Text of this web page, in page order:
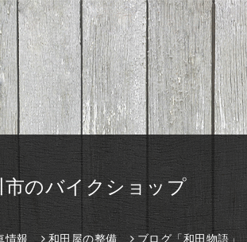
のバイクショップ
情報 和田屋の整備 ブログ「和田物語」